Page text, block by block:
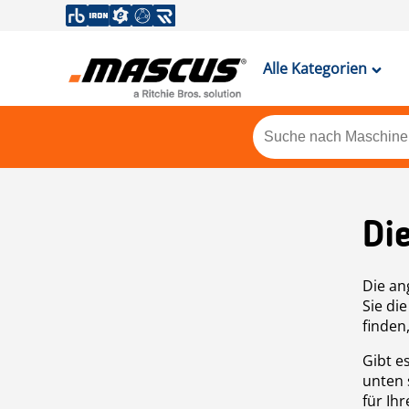
Alle Kategorien
Die
Sie
Gibt
unten
für